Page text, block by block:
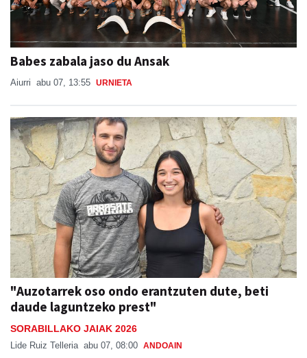
Babes zabala jaso du Ansak
Aiurri abu 07, 13:55 URNIETA
"Auzotarrek oso ondo erantzuten dute, beti
daude laguntzeko prest"
SORABILLAKO JAIAK 2026
Lide Ruiz Telleria abu 07, 08:00 ANDOAIN